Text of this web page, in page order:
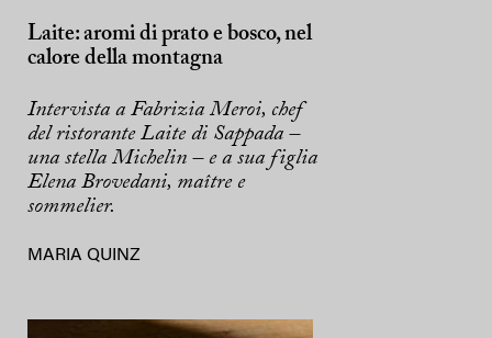
Laite: aromi di prato e bosco, nel
calore della montagna
Intervista a Fabrizia Meroi, chef
del ristorante Laite di Sappada –
una stella Michelin – e a sua figlia
Elena Brovedani, maître e
sommelier.
MARIA QUINZ